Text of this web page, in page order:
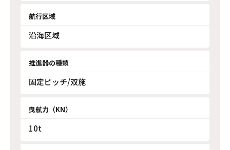
航行区域
沿海区域
推進器の種類
固定ピッチ/双施
曳航力（KN）
10t